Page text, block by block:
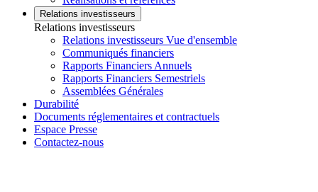
Relations investisseurs
Relations investisseurs
Relations investisseurs Vue d'ensemble
Communiqués financiers
Rapports Financiers Annuels
Rapports Financiers Semestriels
Assemblées Générales
Durabilité
Documents réglementaires et contractuels
Espace Presse
Contactez-nous